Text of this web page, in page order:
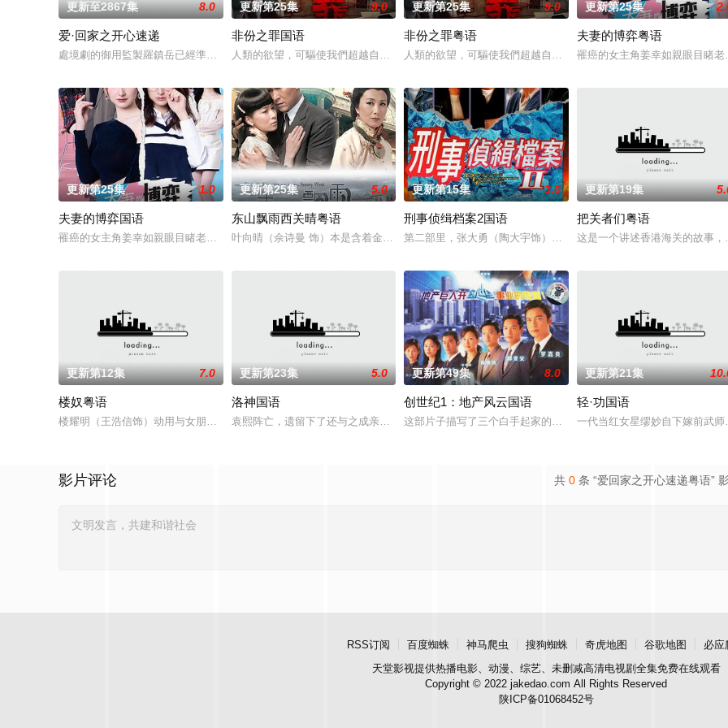
更新至2867集 8.0
爱·回家之开心速递
處境劇的御用監製羅鎮岳已經準備開拍新一套處境劇，暫定叫《愛．回家之開心速遞》，「過往的處境劇都是以家庭為主，今次當然不例外啦。
更新第25集 9.0
非份之罪国语
人類的欲望，可驅使我們超越自我，然而，當欲望失控，過份貪圖金錢與權勢、追求不屬於自己的愛，非
更新第25集 9.0
非份之罪粤语
人類的欲望，可驅使我們超越自我，然而，當欲望失控，過份貪圖
更新第25集
夫妻的博弈粤语
罹癌的女主角姜幸如親眼目睹
更新第25集 1.0
夫妻的博弈国语
罹癌的女主角姜幸如親眼目睹老公和她唯一的閨蜜的姦情，慘遭兩人狠下毒手。坎坷的她竟然「死而復生」，奇迹地回到五年前⋯獲得「重生」
更新第25集 5.0
东山飘雨西关晴粤语
叶向晴（佘诗曼 饰）本是含着金汤匙出生的千金小姐，却因为父亲的去世而失去了所有，于是，她和哥哥
更新第15集 3.0
刑事侦缉档案2国语
第二部里，张大勇（陶大宇饰）与李忠义这对默契排档继续与狡猾
更新第19集
把关者们粤语
这是一个讲述香港海关的故事
更新第12集 7.0
楼奴粤语
楼耀明（王浩信饰）动用与女朋友多年的积蓄置业结婚，谁料女友提出分手，又私自将单位租给钢琴教师蔡坚菁（李施嬅饰），刚失恋的耀明好
更新第23集 5.0
洛神国语
袁熙阵亡，遗留下了还与之成亲的甄宓（蔡少芬 饰），意外为曹植（马浚伟 饰）救于曹丕（陈豪 饰）的
更新第49集 8.0
创世纪1：地产风云国语
这部片子描写了三个白手起家的好兄弟的创业故事和其中的恩怨情仇
更新第21集
轻·功国语
一代当红女星缪妙自下嫁前武
共 0 条 “爱回家之开心速递粤语”
影片评论
RSS订阅 百度蜘蛛 神马爬虫 搜狗蜘蛛 奇虎地图 谷歌地图
必应
天堂影视提供热播电影、动漫、综艺、未删减高清电视剧全集免费在线观看
Copyright © 2022 jakedao.com All Rights Reserved
陕ICP备01068452号